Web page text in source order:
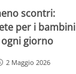
scontri:
per i bambini
giorno
2 Maggio 2026